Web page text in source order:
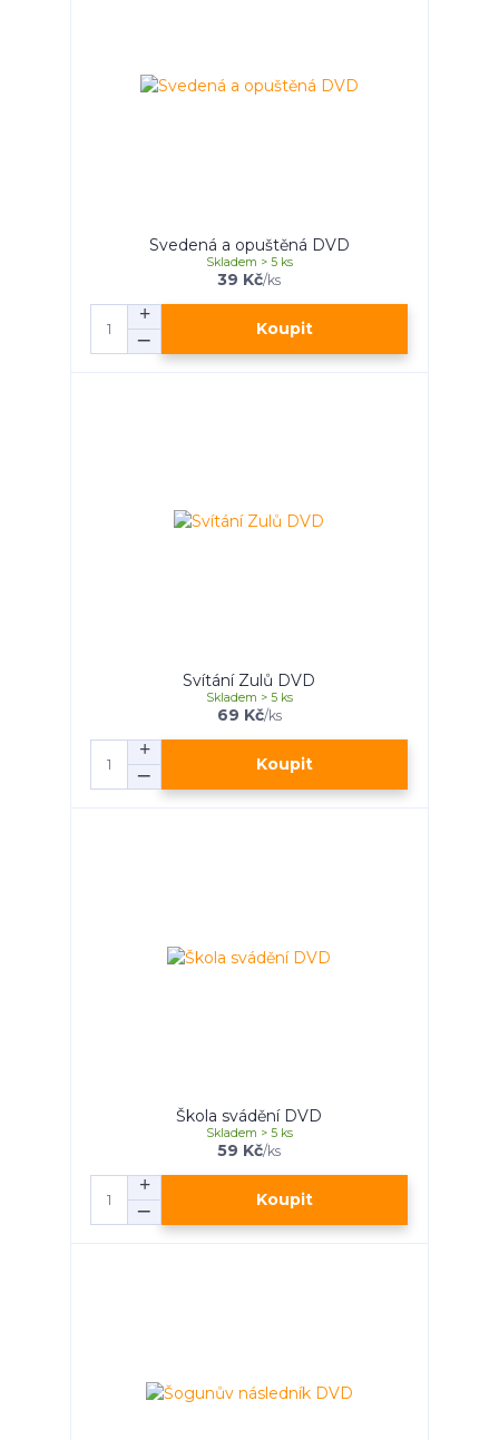
Svedená a opuštěná DVD
39 Kč/ks
Skladem > 5 ks
Koupit
Svítání Zulů DVD
69 Kč/ks
Skladem > 5 ks
Koupit
Škola svádění DVD
59 Kč/ks
Skladem > 5 ks
Koupit